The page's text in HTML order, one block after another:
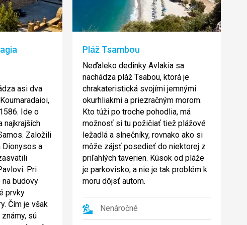
asi dva
Ide o
najkrajších
Založili
Dionysos a
Pri
budovy
prvky
Čím je však
sú
Pláž Tsambou
Neďaleko dedinky Avlakia sa
nachádza pláž Tsabou, ktorá je
chrakateristická svojími jemnými
okurhliakmi a priezračným morom.
Kto túži po troche pohodlia, má
možnosť si tu požičiať tiež plážové
ležadlá a slnečníky, rovnako ako si
môže zájsť posedieť do niektorej z
priľahlých taverien. Kúsok od pláže
je parkovisko, a nie je tak problém k
moru dôjsť autom.
Nenáročné